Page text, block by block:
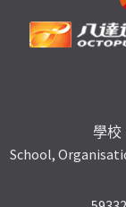
學校
School,